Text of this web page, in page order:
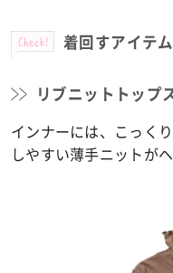
Check! 着回すアイテ
リブニットトップ
インナーには、こっく
しやすい薄手ニットが